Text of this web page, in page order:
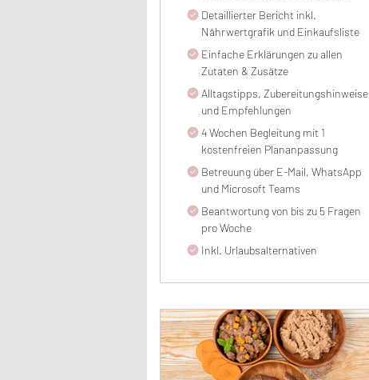
Detaillierter Bericht inkl.
Nährwertgrafik und Einkaufsliste
Einfache Erklärungen zu allen
Zutaten & Zusätze
Alltagstipps, Zubereitungshinweise
und Empfehlungen
4 Wochen Begleitung mit 1
kostenfreien Plananpassung
Betreuung über E-Mail, WhatsApp
und Microsoft Teams
Beantwortung von bis zu 5 Fragen
pro Woche
Inkl. Urlaubsalternativen